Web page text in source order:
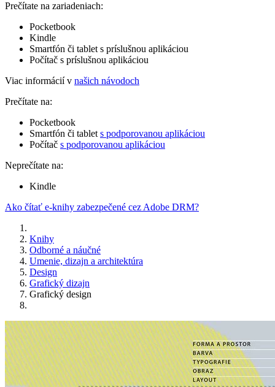
Prečítate na zariadeniach:
Pocketbook
Kindle
Smartfón či tablet s príslušnou aplikáciou
Počítač s príslušnou aplikáciou
Viac informácií v našich návodoch
Prečítate na:
Pocketbook
Smartfón či tablet s podporovanou aplikáciou
Počítač s podporovanou aplikáciou
Neprečítate na:
Kindle
Ako čítať e-knihy zabezpečené cez Adobe DRM?
Knihy
Odborné a náučné
Umenie, dizajn a architektúra
Design
Grafický dizajn
Grafický design